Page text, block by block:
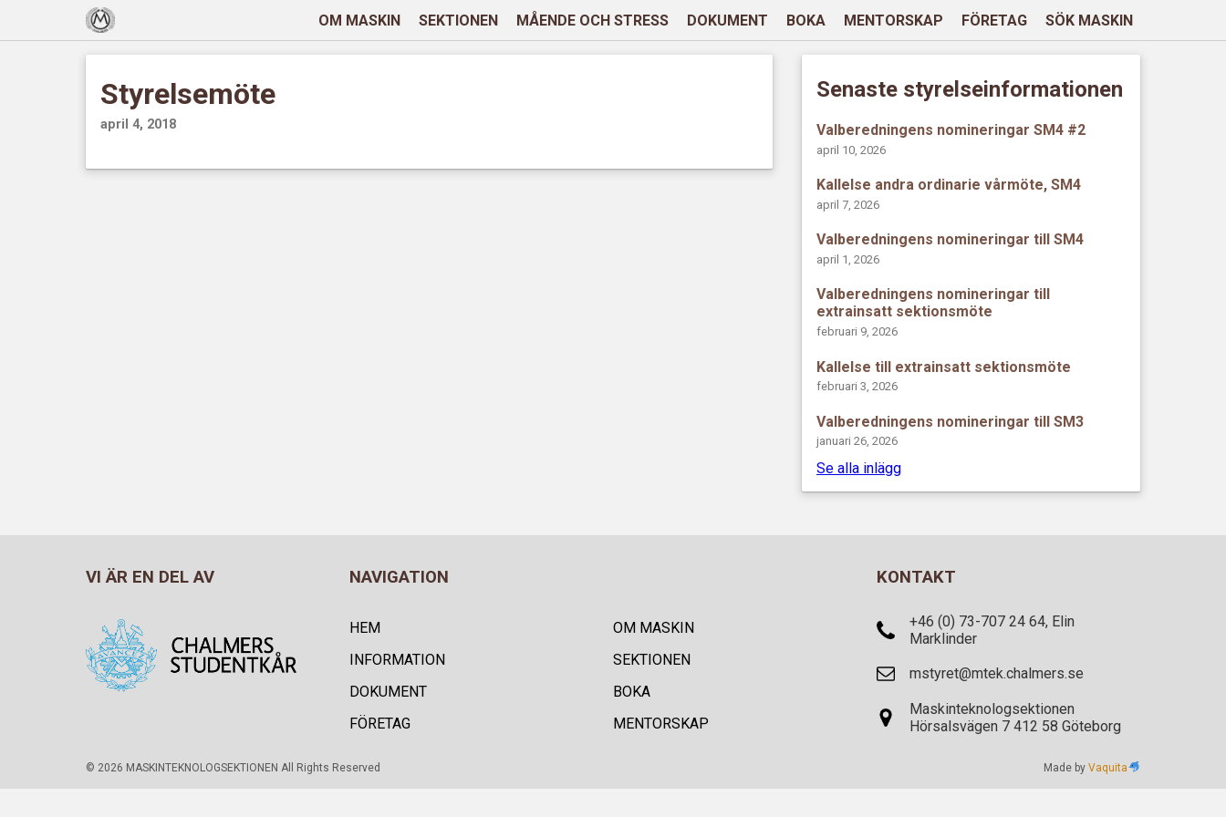
OM MASKIN SEKTIONEN MÅENDE OCH STRESS DOKUMENT BOKA MENTORSKAP FÖRETAG SÖK MASKIN
Styrelsemöte
april 4, 2018
Senaste styrelseinformationen
Valberedningens nomineringar SM4 #2
april 10, 2026
Kallelse andra ordinarie vårmöte, SM4
april 7, 2026
Valberedningens nomineringar till SM4
april 1, 2026
Valberedningens nomineringar till
extrainsatt sektionsmöte
februari 9, 2026
Kallelse till extrainsatt sektionsmöte
februari 3, 2026
Valberedningens nomineringar till SM3
januari 26, 2026
Se alla inlägg
VI ÄR EN DEL AV NAVIGATION
HEM
OM MASKIN
INFORMATION
SEKTIONEN
DOKUMENT
BOKA
FÖRETAG
MENTORSKAP
KONTAKT
+46 (0) 73-707 24 64, Elin
Marklinder
mstyret@mtek.chalmers.se
Maskinteknologsektionen
Hörsalsvägen 7 412 58 Göteborg
© 2026 MASKINTEKNOLOGSEKTIONEN All Rights Reserved Made byVaquita